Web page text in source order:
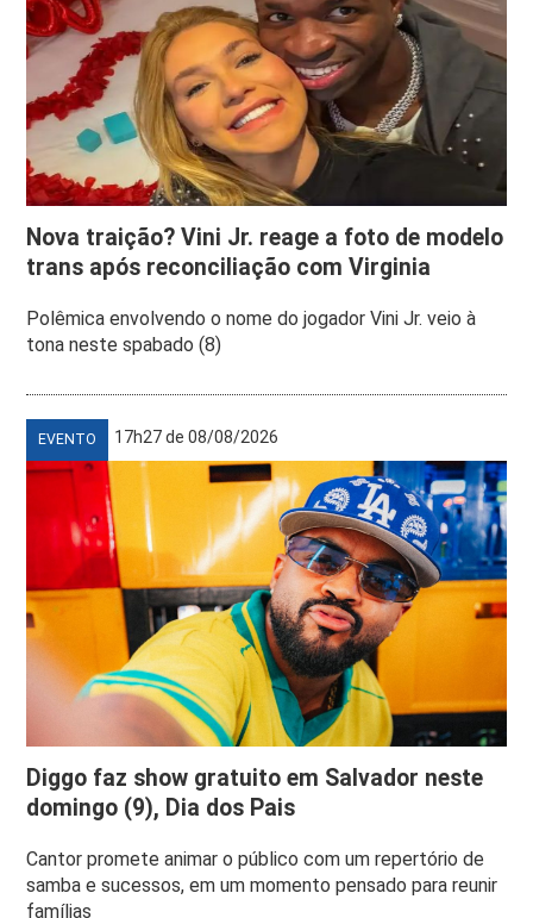
Nova traição? Vini Jr. reage a foto de modelo
trans após reconciliação com Virginia
Polêmica envolvendo o nome do jogador Vini Jr. veio à
tona neste spabado (8)
EVENTO 17h27 de 08/08/2026
Diggo faz show gratuito em Salvador neste
domingo (9), Dia dos Pais
Cantor promete animar o público com um repertório de
samba e sucessos, em um momento pensado para reunir
famílias